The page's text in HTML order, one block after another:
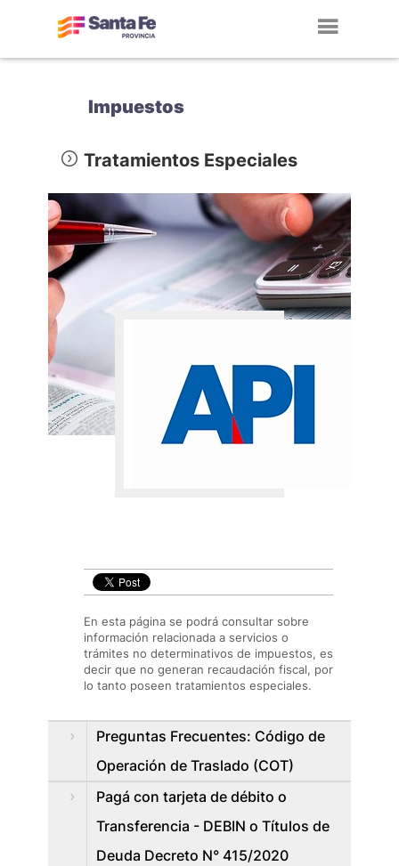
Impuestos
Tratamientos Especiales
En esta página se podrá consultar sobre
información relacionada a servicios o
trámites no determinativos de impuestos, es
decir que no generan recaudación fiscal, por
lo tanto poseen tratamientos especiales.
Preguntas Frecuentes: Código de
Operación de Traslado (COT)
Pagá con tarjeta de débito o
Transferencia - DEBIN o Títulos de
Deuda Decreto N° 415/2020